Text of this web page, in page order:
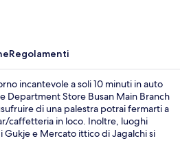
Regolamenti
incantevole a soli 10 minuti in auto
Department Store Busan Main Branch
di una palestra potrai fermarti a
caffetteria in loco. Inoltre, luoghi
e Mercato ittico di Jagalchi si
di Seomyeon è a 5 min e Stazione